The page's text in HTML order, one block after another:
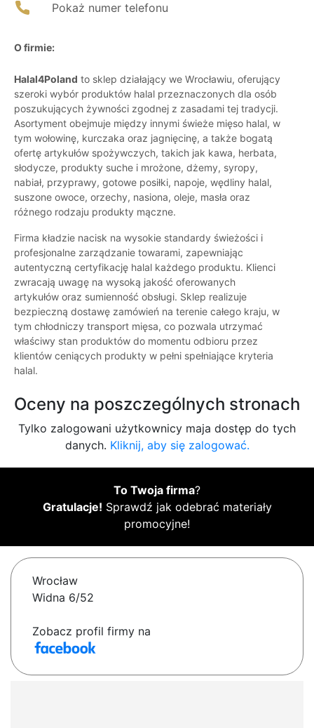
Pokaż numer telefonu
O firmie:
Halal4Poland to sklep działający we Wrocławiu, oferujący
szeroki wybór produktów halal przeznaczonych dla osób
poszukujących żywności zgodnej z zasadami tej tradycji.
Asortyment obejmuje między innymi świeże mięso halal, w
tym wołowinę, kurczaka oraz jagnięcinę, a także bogatą
ofertę artykułów spożywczych, takich jak kawa, herbata,
słodycze, produkty suche i mrożone, dżemy, syropy,
nabiał, przyprawy, gotowe posiłki, napoje, wędliny halal,
suszone owoce, orzechy, nasiona, oleje, masła oraz
różnego rodzaju produkty mączne.
Firma kładzie nacisk na wysokie standardy świeżości i
profesjonalne zarządzanie towarami, zapewniając
autentyczną certyfikację halal każdego produktu. Klienci
zwracają uwagę na wysoką jakość oferowanych
artykułów oraz sumienność obsługi. Sklep realizuje
bezpieczną dostawę zamówień na terenie całego kraju, w
tym chłodniczy transport mięsa, co pozwala utrzymać
właściwy stan produktów do momentu odbioru przez
klientów ceniących produkty w pełni spełniające kryteria
halal.
Oceny na poszczególnych stronach
Tylko zalogowani użytkownicy maja dostęp do tych
danych. Kliknij, aby się zalogować.
To Twoja firma?
Gratulacje! Sprawdź jak odebrać materiały
promocyjne!
Wrocław
Widna 6/52
Zobacz profil firmy na